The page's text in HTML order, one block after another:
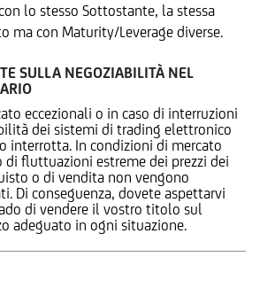
lo stesso Sottostante, la stessa
ma con Maturity/Leverage diverse.
SULLA NEGOZIABILITÀ NEL
eccezionali o in caso di interruzioni
dei sistemi di trading elettronico
interrotta. In condizioni di mercato
di fluttuazioni estreme dei prezzi dei
o di vendita non vengono
Di conseguenza, dovete aspettarvi
di vendere il vostro titolo sul
adeguato in ogni situazione.